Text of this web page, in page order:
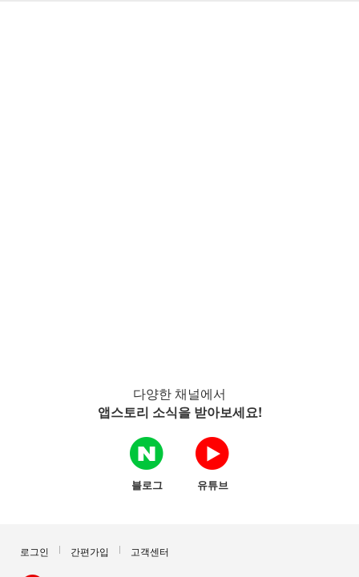
다양한 채널에서
앱스토리 소식을 받아보세요!
블로그 유튜브
로그인 간편가입 고객센터